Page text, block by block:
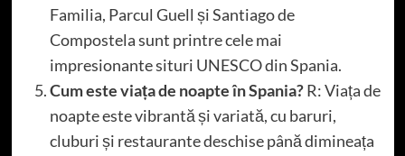
Familia, Parcul Guell și Santiago de
Compostela sunt printre cele mai
impresionante situri UNESCO din Spania.
Cum este viața de noapte în Spania?R: Viața de
noapte este vibrantă și variată, cu baruri,
cluburi și restaurante deschise până dimineața